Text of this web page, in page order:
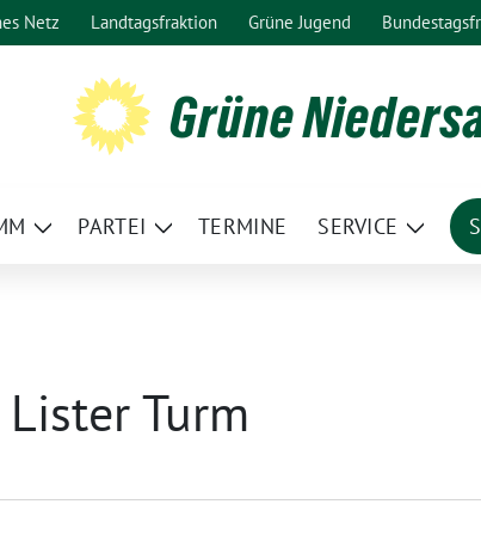
Netz Landtagsfraktion Grüne Jugend
Grüne
Zeige
PARTEI
Zeige
TERMINE SERVICE
Zeige
Turm